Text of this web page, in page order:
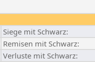
Siege mit Schwarz:
Remisen mit Schwarz:
Verluste mit Schwarz: